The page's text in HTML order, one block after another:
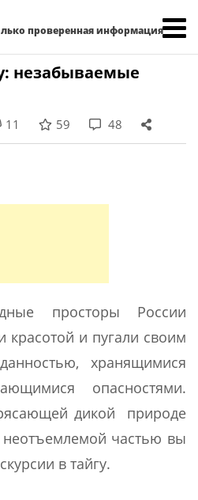
проверенная информация
незабываемые
11 59 48
просторы России
красотой и пугали своим
хранящимися
опасностями.
дикой природе
частью вы
в тайгу.